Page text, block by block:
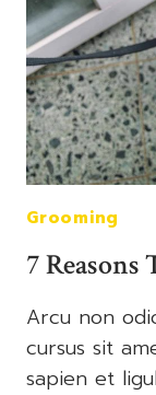
Grooming
7
Arcu non
cursus sit
sapien et